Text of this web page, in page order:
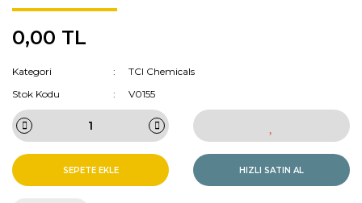
0,00 TL
Kategori
TCI Chemicals
Stok Kodu
V0155
SEPETE EKLE HIZLI SATIN AL